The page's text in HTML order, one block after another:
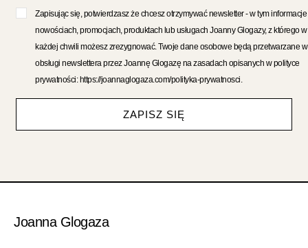
Zapisując się, potwierdzasz że chcesz otrzymywać newsletter - w tym informacje
nowościach, promocjach, produktach lub usługach Joanny Glogazy, z którego w
każdej chwili możesz zrezygnować. Twoje dane osobowe będą przetwarzane
obsługi newslettera przez Joannę Glogazę na zasadach opisanych w polityce
prywatności: https://joannaglogaza.com/polityka-prywatnosci.
ZAPISZ SIĘ
Joanna Glogaza